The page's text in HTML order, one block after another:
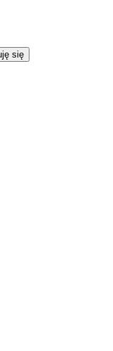
się